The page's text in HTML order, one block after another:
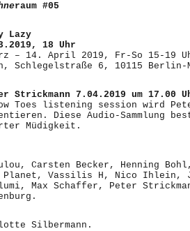
raum #05
Lazy
18 Uhr
– 14. April 2019, Fr-So 15-19
Schlegelstraße 6, 10115
Strickmann 7.04.2019 um 17.00
Toes listening session wird
Diese Audio-Sammlung
Müdigkeit.
Carsten Becker, Henning
Planet, Vassilis H, Nico Ihlein,
Max Schaffer, Peter
Silbermann.